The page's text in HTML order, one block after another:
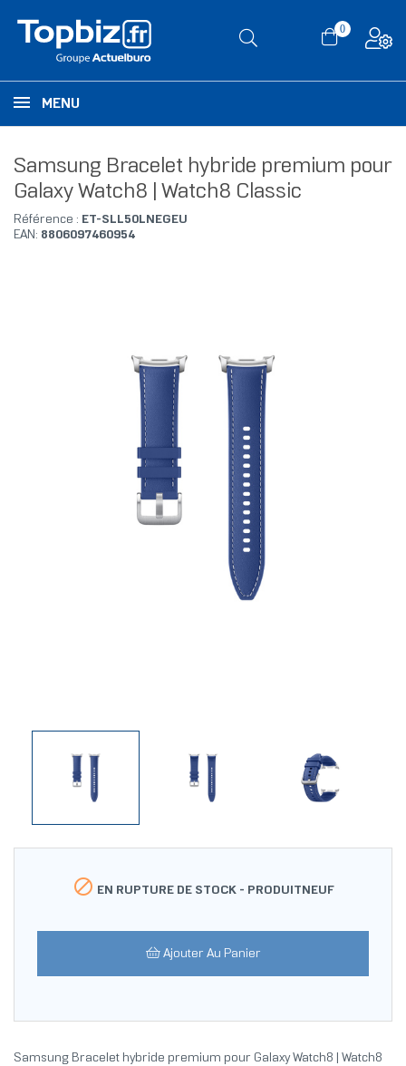
0
MENU
Samsung Bracelet hybride premium pour
Galaxy Watch8 | Watch8 Classic
Référence : ET-SLL50LNEGEU
EAN: 8806097460954
 EN RUPTURE DE STOCK - PRODUITNEUF
Ajouter Au Panier
Samsung Bracelet hybride premium pour Galaxy Watch8 | Watch8